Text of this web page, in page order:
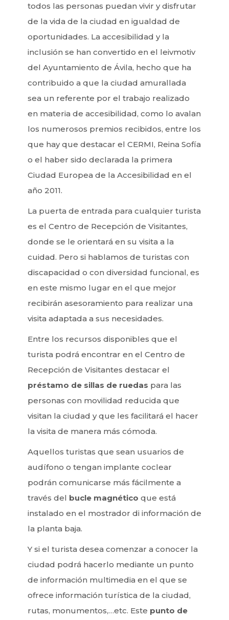
todos las personas puedan vivir y disfrutar
de la vida de la ciudad en igualdad de
oportunidades. La accesibilidad y la
inclusión se han convertido en el leivmotiv
del Ayuntamiento de Ávila, hecho que ha
contribuido a que la ciudad amurallada
sea un referente por el trabajo realizado
en materia de accesibilidad, como lo avalan
los numerosos premios recibidos, entre los
que hay que destacar el CERMI, Reina Sofía
o el haber sido declarada la primera
Ciudad Europea de la Accesibilidad en el
año 2011.
La puerta de entrada para cualquier turista
es el Centro de Recepción de Visitantes,
donde se le orientará en su visita a la
cuidad. Pero si hablamos de turistas con
discapacidad o con diversidad funcional, es
en este mismo lugar en el que mejor
recibirán asesoramiento para realizar una
visita adaptada a sus necesidades.
Entre los recursos disponibles que el
turista podrá encontrar en el Centro de
Recepción de Visitantes destacar el
préstamo de sillas de ruedas para las
personas con movilidad reducida que
visitan la ciudad y que les facilitará el hacer
la visita de manera más cómoda.
Aquellos turistas que sean usuarios de
audífono o tengan implante coclear
podrán comunicarse más fácilmente a
través del bucle magnético que está
instalado en el mostrador di información de
la planta baja.
Y si el turista desea comenzar a conocer la
ciudad podrá hacerlo mediante un punto
de información multimedia en el que se
ofrece información turística de la ciudad,
rutas, monumentos,…etc. Este punto de